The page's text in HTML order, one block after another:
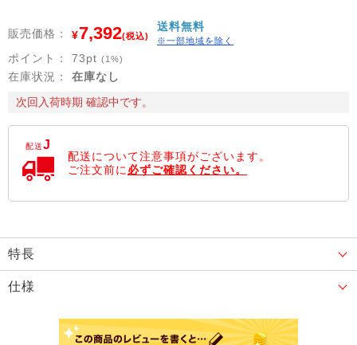
販売価格： ¥7,392(税込)
送料無料
※一部地域を除く
ポイント： 73pt (1%)
在庫状況：
在庫なし
次回入荷時期 確認中です。
配送J
配送について注意事項がございます。
ご注文前に 必ずご確認ください。
特長
仕様